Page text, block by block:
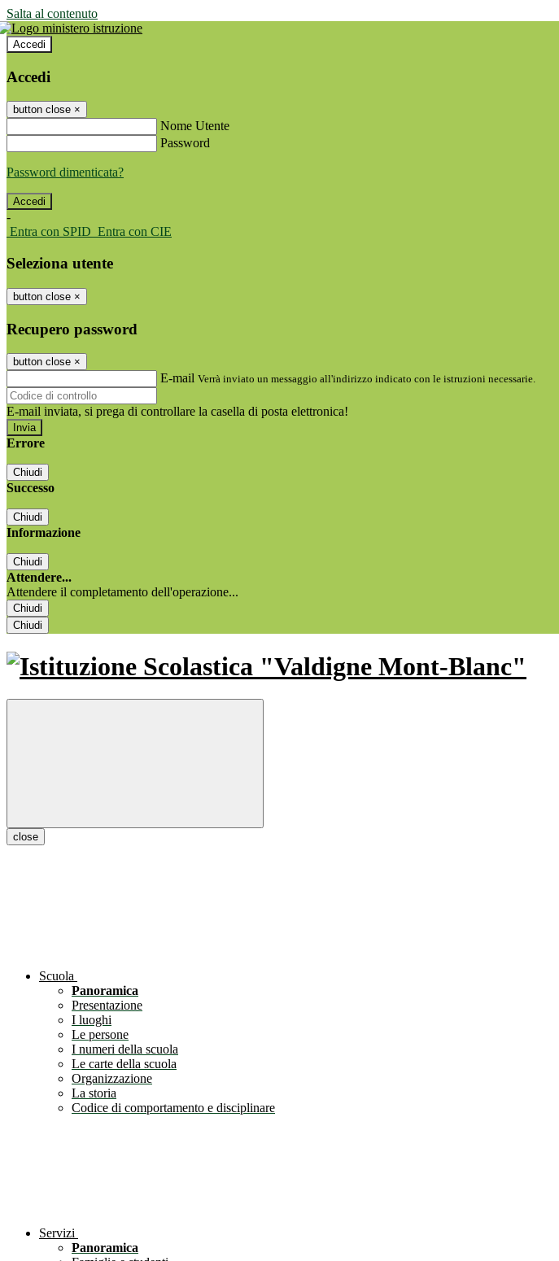
Salta al contenuto
Accedi
Accedi
button close ×
Nome Utente
Password
Password dimenticata?
-
Entra con SPID Entra con CIE
Seleziona utente
button close ×
Recupero password
button close ×
E-mail Verrà inviato un messaggio all'indirizzo indicato con le istruzioni necessarie.
E-mail inviata, si prega di controllare la casella di posta elettronica!
Errore
Chiudi
Successo
Chiudi
Informazione
Chiudi
Attendere...
Attendere il completamento dell'operazione...
Chiudi
Chiudi
close
Scuola
Panoramica
Presentazione
I luoghi
Le persone
I numeri della scuola
Le carte della scuola
Organizzazione
La storia
Codice di comportamento e disciplinare
Servizi
Panoramica